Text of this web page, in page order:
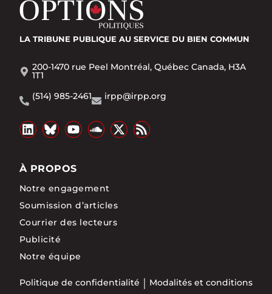
LA TRIBUNE PUBLIQUE AU SERVICE DU BIEN COMMUN
200-1470 rue Peel Montréal, Québec Canada, H3A
1T1
(514) 985-2461
irpp@irpp.org
À PROPOS
Notre engagement
Soumission d’articles
Courrier des lecteurs
Publicité
Notre équipe
Politique de confidentialité Modalités et conditions